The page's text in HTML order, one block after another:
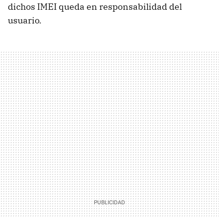
dichos IMEI queda en responsabilidad del
usuario.